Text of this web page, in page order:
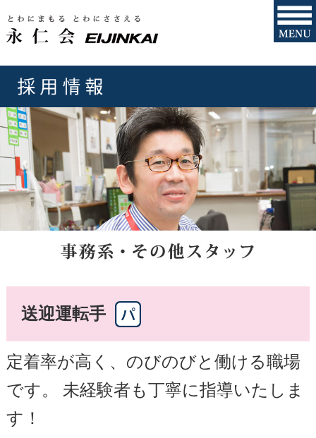
送迎運転手
定着率が高く、のびのびと働ける職場
です。 未経験者も丁寧に指導いたしま
す！